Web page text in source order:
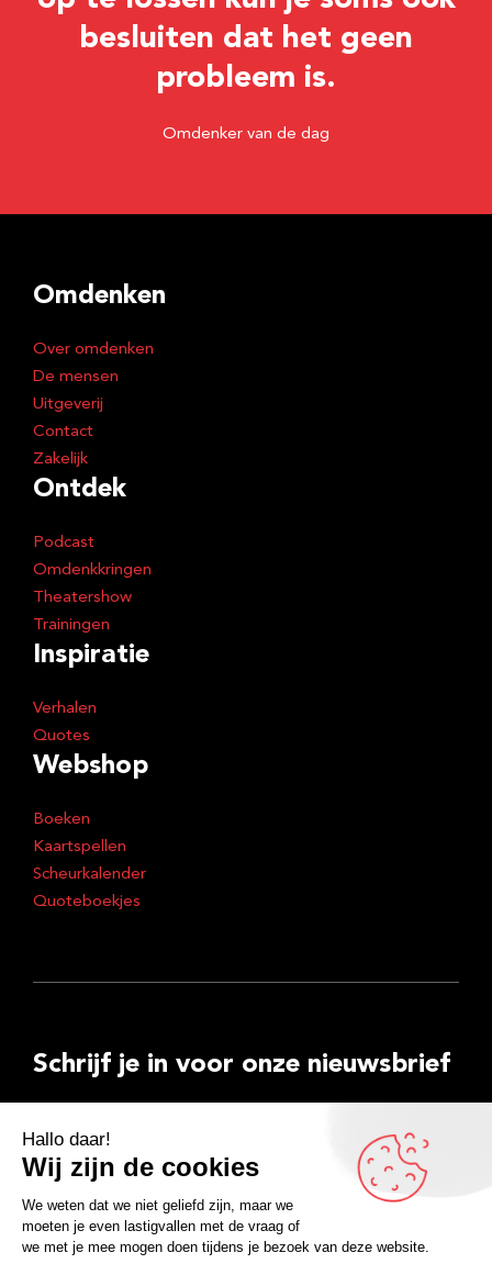
besluiten dat het geen
probleem is.
Omdenker van de dag
Omdenken
Over omdenken
De mensen
Uitgeverij
Contact
Zakelijk
Ontdek
Podcast
Omdenkkringen
Theatershow
Trainingen
Inspiratie
Verhalen
Quotes
Webshop
Boeken
Kaartspellen
Scheurkalender
Quoteboekjes
Schrijf je in voor onze nieuwsbrief
mailadres
Inschrijven